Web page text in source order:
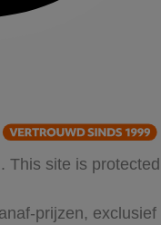
This site is protected
prijzen, exclusief